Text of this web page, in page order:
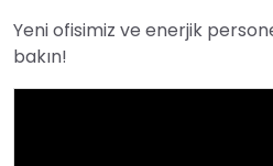
Yeni ofisimiz ve enerjik
bakın!